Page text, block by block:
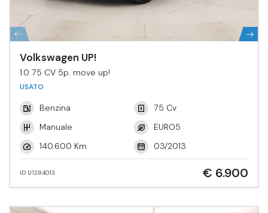
Volkswagen UP!
1.0 75 CV 5p. move up!
USATO
Benzina
75 Cv
Manuale
EURO5
140.600 Km
03/2013
ID U1284013 € 6.900